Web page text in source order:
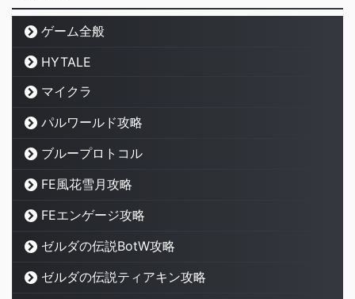
ゲーム全般
HYTALE
マイクラ
パルワールド攻略
ブループロトコル
FE風花雪月攻略
FEエンゲージ攻略
ゼルダの伝説BotW攻略
ゼルダの伝説ティアキン攻略